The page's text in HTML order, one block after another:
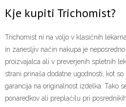
Kje kupiti Trichomist?
Trichomist ni na voljo v klasičnih
in zanesljiv način nakupa je
proizvajalca ali v preverjenih spletnih
strani prinaša dodatne ugodnosti, kot
garancija na originalnost izdelka. Tako
ponaredkov ali preplačilu pri